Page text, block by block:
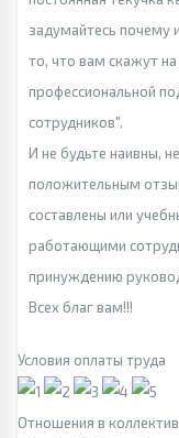
задумайтесь почему
то, что вам скажут
профессиональной
сотрудников".
И не будьте наивны,
положительным
составлены или
работающими
принуждению
Всех благ вам!!!
Условия оплаты труда
Отношения в